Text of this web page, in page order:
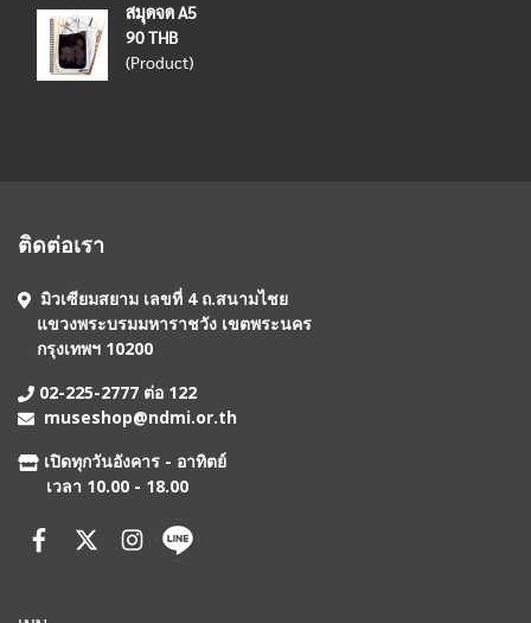
สมุดจด A5
90 THB
(Product)
ติดต่อเรา
มิวเซียมสยาม เลขที่ 4 ถ.สนามไชย
แขวงพระบรมมหาราชวัง เขตพระนคร
กรุงเทพฯ 10200
02-225-2777 ต่อ 122
museshop@ndmi.or.th
เปิดทุกวันอังคาร - อาทิตย์
เวลา 10.00 - 18.00